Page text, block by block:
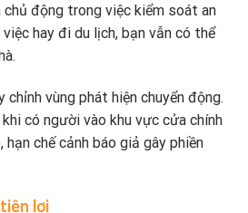
chủ động trong việc kiểm soát an
hay đi du lịch, bạn vẫn có thể
chỉnh vùng phát hiện chuyển động.
có người vào khu vực cửa chính
hạn chế cảnh báo giả gây phiền
lợi